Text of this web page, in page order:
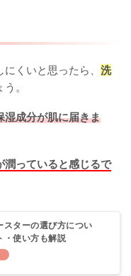
くいと思ったら、 洗
う。
湿成分が肌に届きま
潤っていると感じるで
スターの選び方につい
・使い方も解説